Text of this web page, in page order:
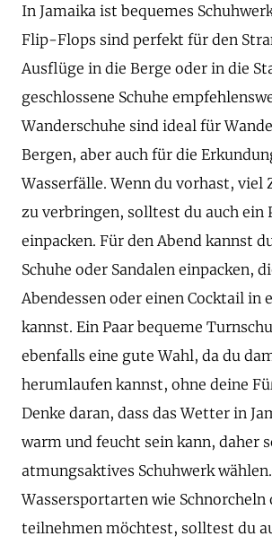
In Jamaika ist bequemes
Flip-Flops sind perfekt für den
Ausflüge in die Berge oder in die
geschlossene Schuhe
Wanderschuhe sind ideal für
Bergen, aber auch für die
Wasserfälle. Wenn du vorhast, viel
zu verbringen, solltest du auch ein
einpacken. Für den Abend kannst
Schuhe oder Sandalen einpacken,
Abendessen oder einen Cocktail in
kannst. Ein Paar bequeme
ebenfalls eine gute Wahl, da du
herumlaufen kannst, ohne deine
Denke daran, dass das Wetter in
warm und feucht sein kann, daher
atmungsaktives Schuhwerk
Wassersportarten wie Schnorcheln
teilnehmen möchtest, solltest du